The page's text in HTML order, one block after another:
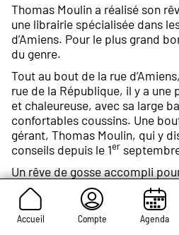
Accueil Compte Agenda
Thomas Moulin a réalisé son
une librairie spécialisée dans
d’Amiens. Pour le plus grand
du genre.
Tout au bout de la rue
rue de la République, il y a
et chaleureuse, avec sa large
confortables coussins. Une
gérant, Thomas Moulin, qui y
conseils depuis le 1er
Un rêve de gosse accompli
San José, en Californie, que
retrouver à Rouen et encore
respirer manga toute la